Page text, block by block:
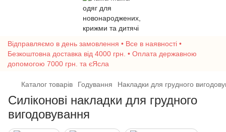
Відправляємо в день замовлення • Все в наявності •
Безкоштовна доставка від 4000 грн. • Оплата державною
допомогою 7000 грн. та єЯсла
Каталог товарів Годування Накладки для грудного
Силіконові накладки для грудного
вигодовування